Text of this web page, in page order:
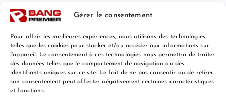
Gérer le consentement
Pour offrir les meilleures expériences, nous utilisons des technologies
telles que les cookies pour stocker et/ou accéder aux informations sur
l'appareil. Le consentement à ces technologies nous permettra de traiter
des données telles que le comportement de navigation ou des
identifiants uniques sur ce site. Le fait de ne pas consentir ou de retirer
son consentement peut affecter négativement certaines caractéristiques
et fonctions.
Mentions Légales